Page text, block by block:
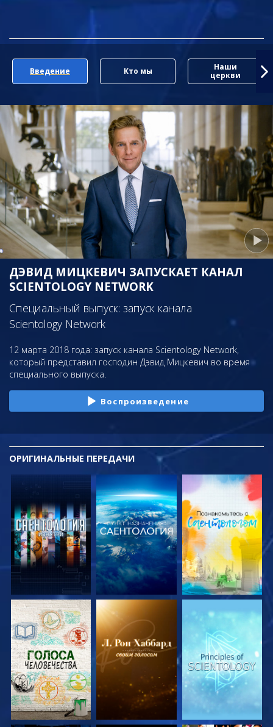
Введение Кто мы
Наши
церкви
ДЭВИД МИЦКЕВИЧ ЗАПУСКАЕТ КАНАЛ
SCIENTOLOGY NETWORK
Специальный выпуск: запуск канала
Scientology Network
12 марта 2018 года: запуск канала Scientology Network,
который представил господин Дэвид Мицкевич во время
специального выпуска.
Воспроизведение
ОРИГИНАЛЬНЫЕ ПЕРЕДАЧИ
СМОТРЕТЬ
ПЕРЕДАЧИ
СМОТРЕТЬ
ПЕРЕДАЧИ
СМОТРЕТЬ
ПЕРЕДАЧИ